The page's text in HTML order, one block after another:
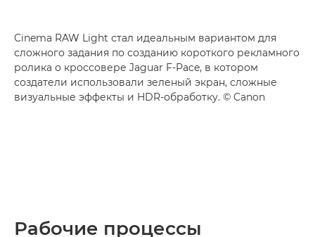
Cinema RAW Light стал идеальным вариантом для
сложного задания по созданию короткого рекламного
ролика о кроссовере Jaguar F-Pace, в котором
создатели использовали зеленый экран, сложные
визуальные эффекты и HDR-обработку. © Canon
Рабочие процессы